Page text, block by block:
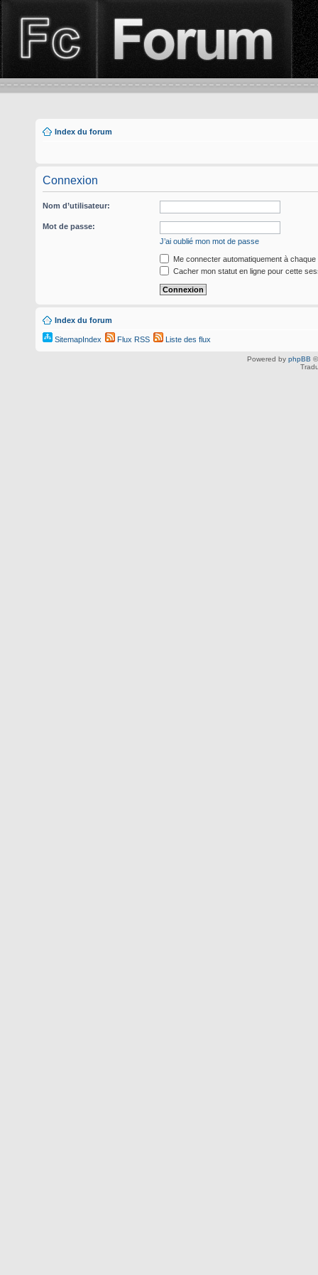
Index du forum
Connexion
Nom d’utilisateur:
Mot de passe:
J’ai oublié mon mot de passe
Me connecter automatiquement à chaque
Cacher mon statut en ligne pour cette
Index du forum
SitemapIndex Flux RSS Liste des flux
Powered by phpBB